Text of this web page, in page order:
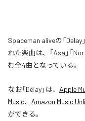
Spaceman aliveの「
れた楽曲は、「Asa」「
む全4曲となっている。
なお「Delay」は、 Apple
Music、 Amazon Music
ができる。